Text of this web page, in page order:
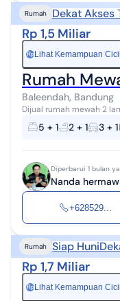
Rumah Dekat Akses
Rp 1,5 Miliar
Rp Lihat Kemampuan
Rumah
Baleendah, Bandung
Dijual rumah mewah 2
di pinggir jalan utama.
ada di dalamnya. D...
5 + 1 2 + 1 3 + 1
Diperbarui 1 bulan
Nanda
+628529...
Rumah Siap Huni
Rp 1,7 Miliar
Rp Lihat Kemampuan